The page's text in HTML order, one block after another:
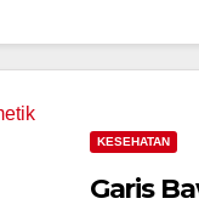
KESEHATAN
Garis